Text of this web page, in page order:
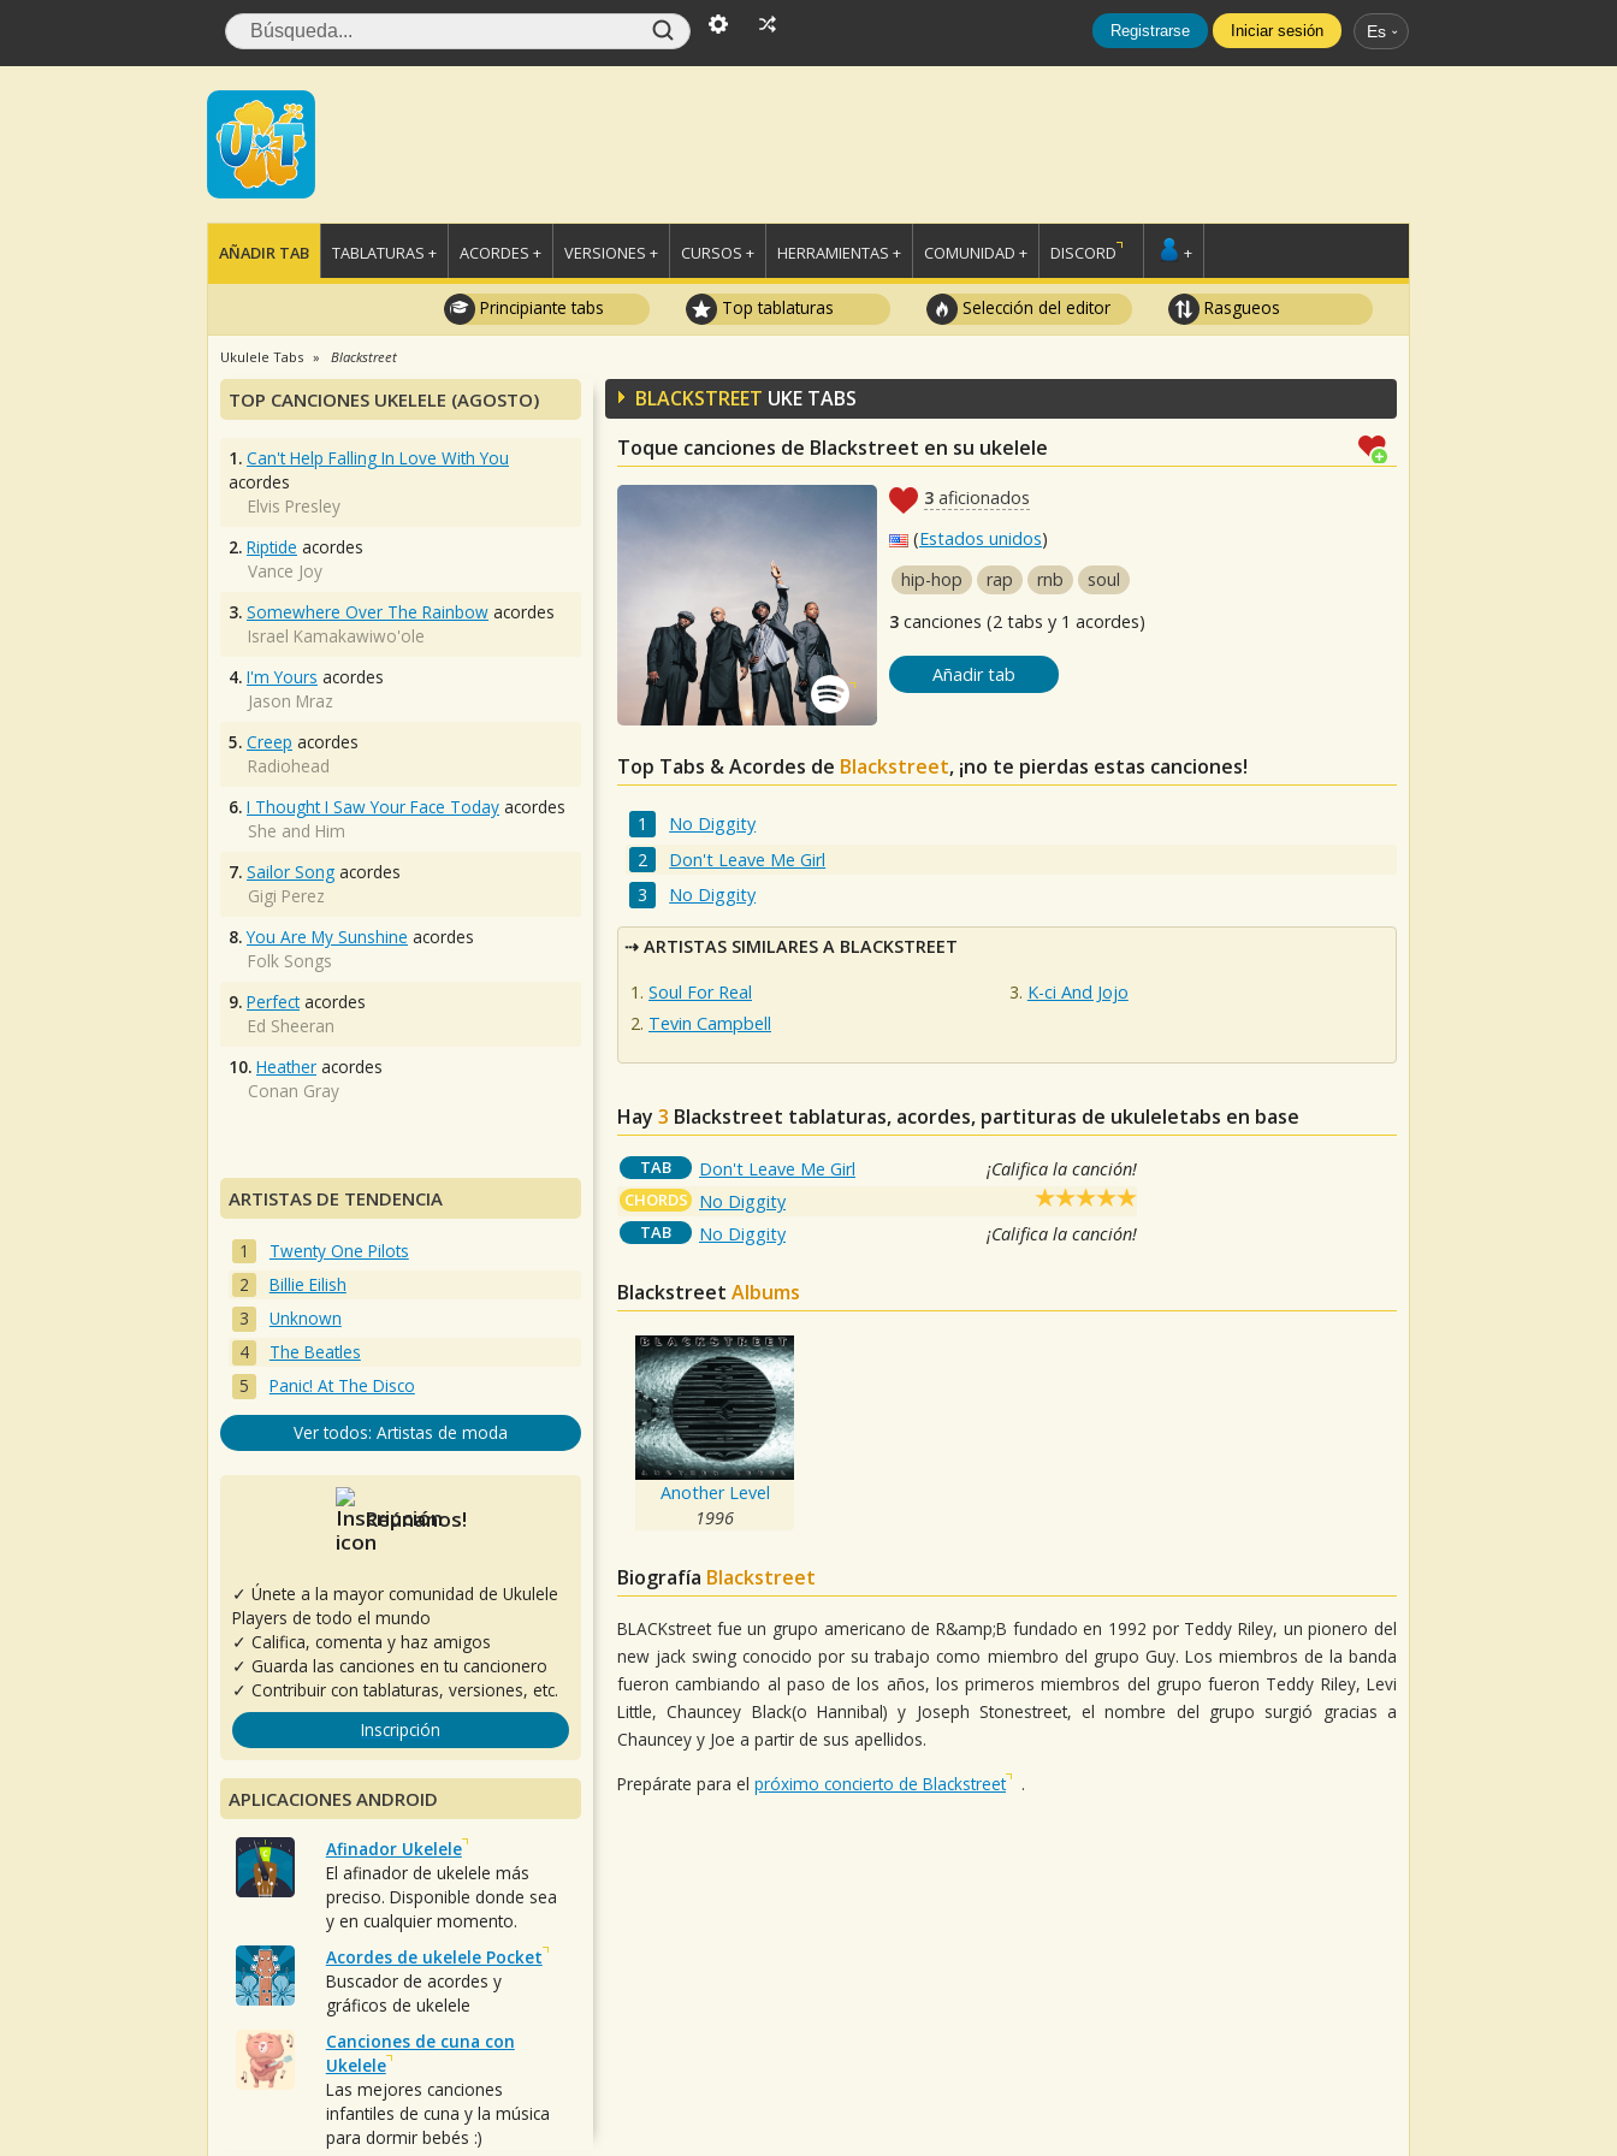
Registrarse Iniciar sesión Es
AÑADIR TAB TABLATURAS + ACORDES + VERSIONES + CURSOS + HERRAMIENTAS + COMUNIDAD + DISCORD +
Principiante tabs Top tablaturas Selección del editor Rasgueos
Ukulele Tabs Blackstreet
BLACKSTREET UKE TABS
Toque canciones de Blackstreet en su ukelele
3 aficionados
(Estados unidos)
hip-hop
rap rnb
soul
3 canciones (2 tabs y 1 acordes)
Añadir tab
Top Tabs & Acordes de Blackstreet, ¡no te pierdas estas canciones!
No Diggity
Don't Leave Me Girl
No Diggity
ARTISTAS SIMILARES A BLACKSTREET
Soul For Real
Tevin Campbell
K-ci And Jojo
Hay 3 Blackstreet tablaturas, acordes, partituras de ukuleletabs en base
TAB Don't Leave Me Girl ¡Califica la canción!
CHORDS No Diggity
TAB No Diggity ¡Califica la canción!
Blackstreet Albums
Another Level
1996
Biografía Blackstreet
BLACKstreet fue un grupo americano de R&amp;B fundado en 1992 por Teddy Riley, un pionero del
new jack swing conocido por su trabajo como miembro del grupo Guy. Los miembros de la banda
fueron cambiando al paso de los años, los primeros miembros del grupo fueron Teddy Riley, Levi
Little, Chauncey Black(o Hannibal) y Joseph Stonestreet, el nombre del grupo surgió gracias a
Chauncey y Joe a partir de sus apellidos.
Prepárate para el próximo concierto de Blackstreet .
TOP CANCIONES UKELELE (AGOSTO)
1. Can't Help Falling In Love With You
acordes
Elvis Presley
2. Riptide acordes
Vance Joy
3. Somewhere Over The Rainbow acordes
Israel Kamakawiwo'ole
4. I'm Yours acordes
Jason Mraz
5. Creep acordes
Radiohead
6. I Thought I Saw Your Face Today acordes
She and Him
7. Sailor Song acordes
Gigi Perez
8. You Are My Sunshine acordes
Folk Songs
9. Perfectacordes
Ed Sheeran
10. Heather acordes
Conan Gray
ARTISTAS DE TENDENCIA
Twenty One Pilots
Billie Eilish
Unknown
The Beatles
Panic! At The Disco
Ver todos: Artistas de moda
Reúnanos!
✓ Únete a la mayor comunidad de Ukulele
Players de todo el mundo
✓ Califica, comenta y haz amigos
✓ Guarda las canciones en tu cancionero
✓ Contribuir con tablaturas, versiones, etc.
Inscripción
APLICACIONES ANDROID
Afinador Ukelele
El afinador de ukelele más
preciso. Disponible donde sea
y en cualquier momento.
Acordes de ukelele Pocket
Buscador de acordes y
gráficos de ukelele
Canciones de cuna con
Ukelele
Las mejores canciones
infantiles de cuna y la música
para dormir bebés :)